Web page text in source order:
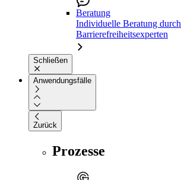
Beratung
Individuelle Beratung durch
Barrierefreiheitsexperten
Schließen
Anwendungsfälle
Zurück
Prozesse